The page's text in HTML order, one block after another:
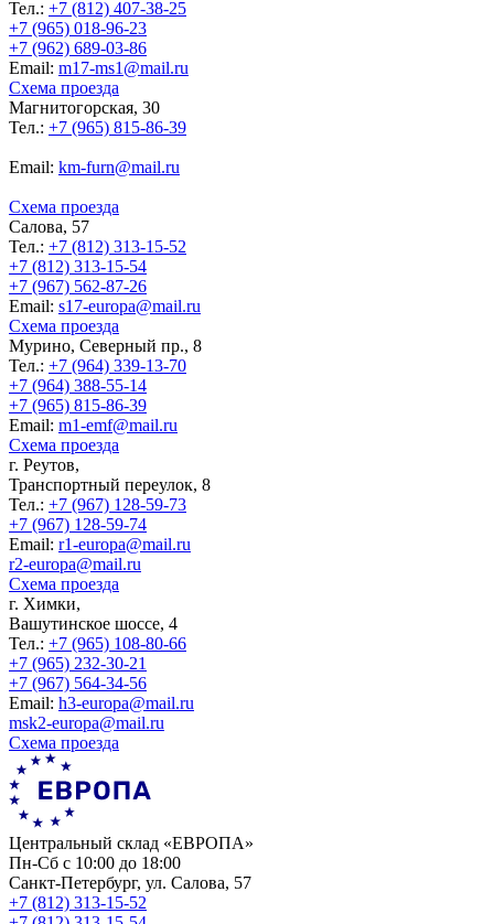
Тел.: +7 (812) 407-38-25
+7 (965) 018-96-23
+7 (962) 689-03-86
Еmail: m17-ms1@mail.ru
Схема проезда
Магнитогорская, 30
Тел.: +7 (965) 815-86-39
Еmail: km-furn@mail.ru
Схема проезда
Салова, 57
Тел.: +7 (812) 313-15-52
+7 (812) 313-15-54
+7 (967) 562-87-26
Еmail: s17-europa@mail.ru
Схема проезда
Мурино, Северный пр., 8
Тел.: +7 (964) 339-13-70
+7 (964) 388-55-14
+7 (965) 815-86-39
Еmail: m1-emf@mail.ru
Схема проезда
г. Реутов,
Транспортный переулок, 8
Тел.: +7 (967) 128-59-73
+7 (967) 128-59-74
Еmail: r1-europa@mail.ru
r2-europa@mail.ru
Схема проезда
г. Химки,
Вашутинское шоссе, 4
Тел.: +7 (965) 108-80-66
+7 (965) 232-30-21
+7 (967) 564-34-56
Еmail: h3-europa@mail.ru
msk2-europa@mail.ru
Схема проезда
Центральный склад «ЕВРОПА»
Пн-Сб с 10:00 до 18:00
Санкт-Петербург, ул. Салова, 57
+7 (812) 313-15-52